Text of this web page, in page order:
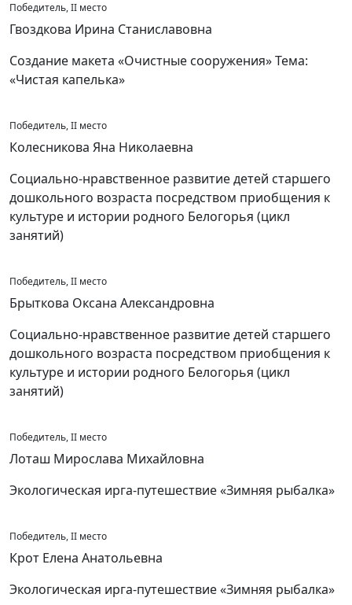
Победитель, II место
Гвоздкова Ирина Станиславовна
Создание макета «Очистные сооружения» Тема:
«Чистая капелька»
Победитель, II место
Колесникова Яна Николаевна
Социально-нравственное развитие детей старшего
дошкольного возраста посредством приобщения к
культуре и истории родного Белогорья (цикл
занятий)
Победитель, II место
Брыткова Оксана Александровна
Социально-нравственное развитие детей старшего
дошкольного возраста посредством приобщения к
культуре и истории родного Белогорья (цикл
занятий)
Победитель, II место
Лоташ Мирослава Михайловна
Экологическая ирга-путешествие «Зимняя рыбалка»
Победитель, II место
Крот Елена Анатольевна
Экологическая ирга-путешествие «Зимняя рыбалка»